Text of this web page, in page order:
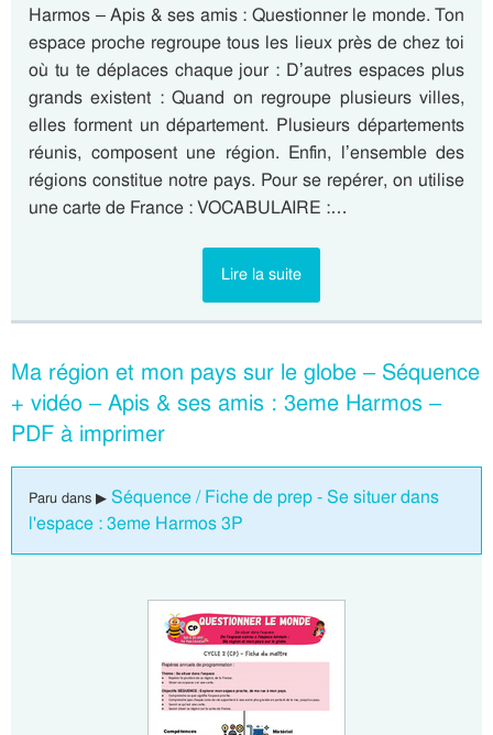
Harmos – Apis & ses amis : Questionner le monde. Ton
espace proche regroupe tous les lieux près de chez toi
où tu te déplaces chaque jour : D’autres espaces plus
grands existent : Quand on regroupe plusieurs villes,
elles forment un département. Plusieurs départements
réunis, composent une région. Enfin, l’ensemble des
régions constitue notre pays. Pour se repérer, on utilise
une carte de France : VOCABULAIRE :…
Lire la suite
Ma région et mon pays sur le globe – Séquence
+ vidéo – Apis & ses amis : 3eme Harmos –
PDF à imprimer
Paru dans ▶ Séquence / Fiche de prep - Se situer dans
l'espace : 3eme Harmos 3P